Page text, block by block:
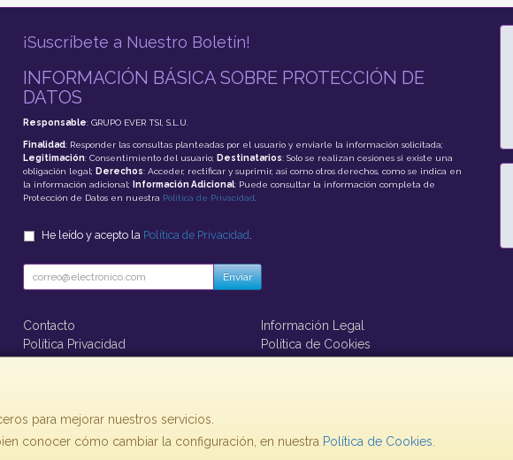
para mejorar nuestros servicios.
conocer cómo cambiar la configuración, en nuestra Política de Cookies
¡Suscríbete a Nuestro Boletín!
INFORMACIÓN BÁSICA SOBRE PROTECCIÓN DE
DATOS
Responsable: GRUPO EVER TSI, S.L.U.
Finalidad: Responder las consultas planteadas por el usuario y enviarle la información solicitada;
Legitimación: Consentimiento del usuario; Destinatarios: Solo se realizan cesiones si existe una
obligación legal; Derechos: Acceder, rectificar y suprimir, así como otros derechos, como se indica en
la información adicional;
Información Adicional: Puede consultar la información completa de
Protección de Datos en nuestra Política de Privacidad
He leído y acepto la Política de Privacidad .
Enviar
Contacto
Información Legal
Política Privacidad
Política de Cookies
, , , , España. - C.I.F.: B85853992 - Tfno: